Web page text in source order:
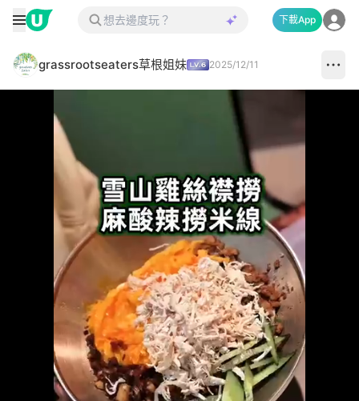
下載App
grassrootseaters草根姐妹 2025/12/11